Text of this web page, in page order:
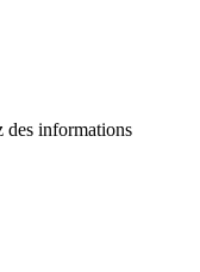
des informations